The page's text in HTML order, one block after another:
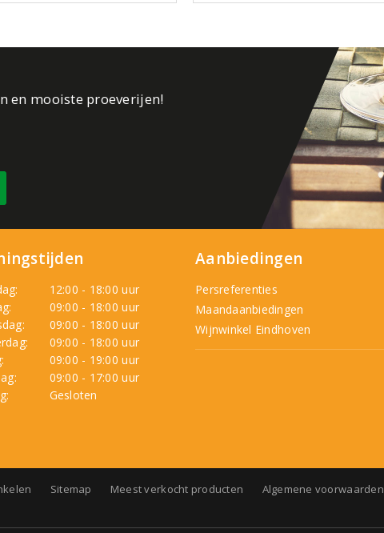
en mooiste proeverijen!
12:00 - 18:00 uur
09:00 - 18:00 uur
09:00 - 18:00 uur
09:00 - 18:00 uur
09:00 - 19:00 uur
09:00 - 17:00 uur
Gesloten
Aanbiedingen
Persreferenties
Maandaanbiedingen
Wijnwinkel Eindhoven
Sitemap Meest verkocht producten Algemene voorwaarden